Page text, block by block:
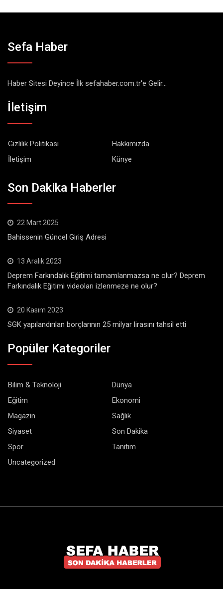
Sefa Haber
Haber Sitesi Deyince İlk sefahaber.com.tr'e Gelir...
İletişim
Gizlilik Politikası
Hakkımızda
İletişim
Künye
Son Dakika Haberler
22 Mart 2025
Bahissenin Güncel Giriş Adresi
13 Aralık 2023
Deprem Farkındalık Eğitimi tamamlanmazsa ne olur? Deprem
Farkındalık Eğitimi videoları izlenmeze ne olur?
20 Kasım 2023
SGK yapılandırılan borçlarının 25 milyar lirasını tahsil etti
Popüler Kategoriler
Bilim & Teknoloji
Dünya
Eğitim
Ekonomi
Magazin
Sağlık
Siyaset
Son Dakika
Spor
Tanıtım
Uncategorized